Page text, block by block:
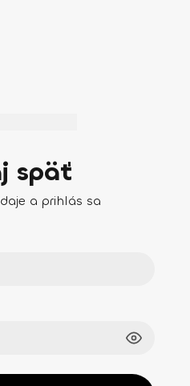
späť
a prihlás sa